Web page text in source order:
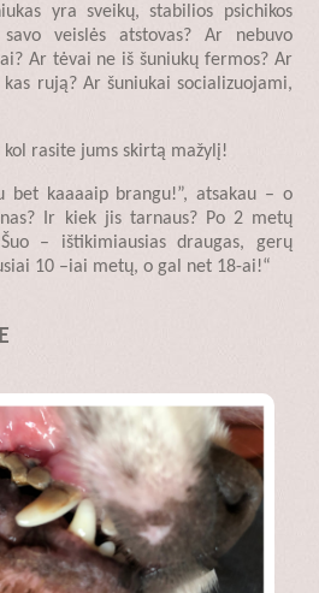
yra sveikų, stabilios psichikos
veislės atstovas? Ar nebuvo
Ar tėvai ne iš šuniukų fermos? Ar
rują? Ar šuniukai socializuojami,
kol rasite jums skirtą mažylį!
bet kaaaaip brangu!”, atsakau – o
Ir kiek jis tarnaus? Po 2 metų
– ištikimiausias draugas, gerų
10 –iai metų, o gal net 18-ai!“